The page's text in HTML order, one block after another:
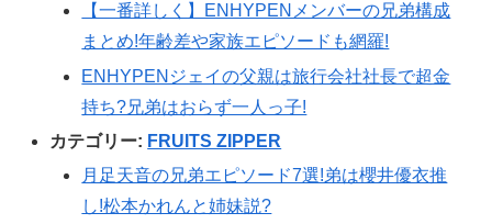
【一番詳しく】ENHYPENメンバーの兄弟構成
まとめ!年齢差や家族エピソードも網羅!
ENHYPENジェイの父親は旅行会社社長で超金
持ち?兄弟はおらず一人っ子!
カテゴリー: FRUITS ZIPPER
月足天音の兄弟エピソード7選!弟は櫻井優衣推
し!松本かれんと姉妹説?